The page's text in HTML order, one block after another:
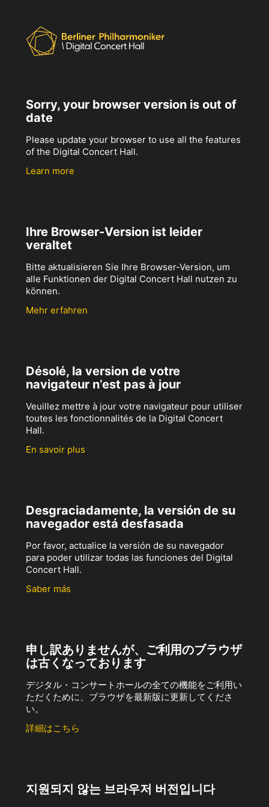
Sorry, your browser version is out of
date
Please update your browser to use all the features
of the Digital Concert Hall.
Learn more
Ihre Browser-Version ist leider
veraltet
Bitte aktualisieren Sie Ihre Browser-Version, um
alle Funktionen der Digital Concert Hall nutzen zu
können.
Mehr erfahren
Désolé, la version de votre
navigateur n’est pas à jour
Veuillez mettre à jour votre navigateur pour utiliser
toutes les fonctionnalités de la Digital Concert
Hall.
En savoir plus
Desgraciadamente, la versión de su
navegador está desfasada
Por favor, actualice la versión de su navegador
para poder utilizar todas las funciones del Digital
Concert Hall.
Saber más
申し訳ありませんが、ご利用のブラウザ
は古くなっております
デジタル・コンサートホールの全ての機能をご利用い
ただくために、ブラウザを最新版に更新してくださ
い。
詳細はこちら
지원되지 않는 브라우저 버전입니다